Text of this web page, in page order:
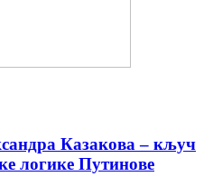
Казакова – кључ
логике Путинове